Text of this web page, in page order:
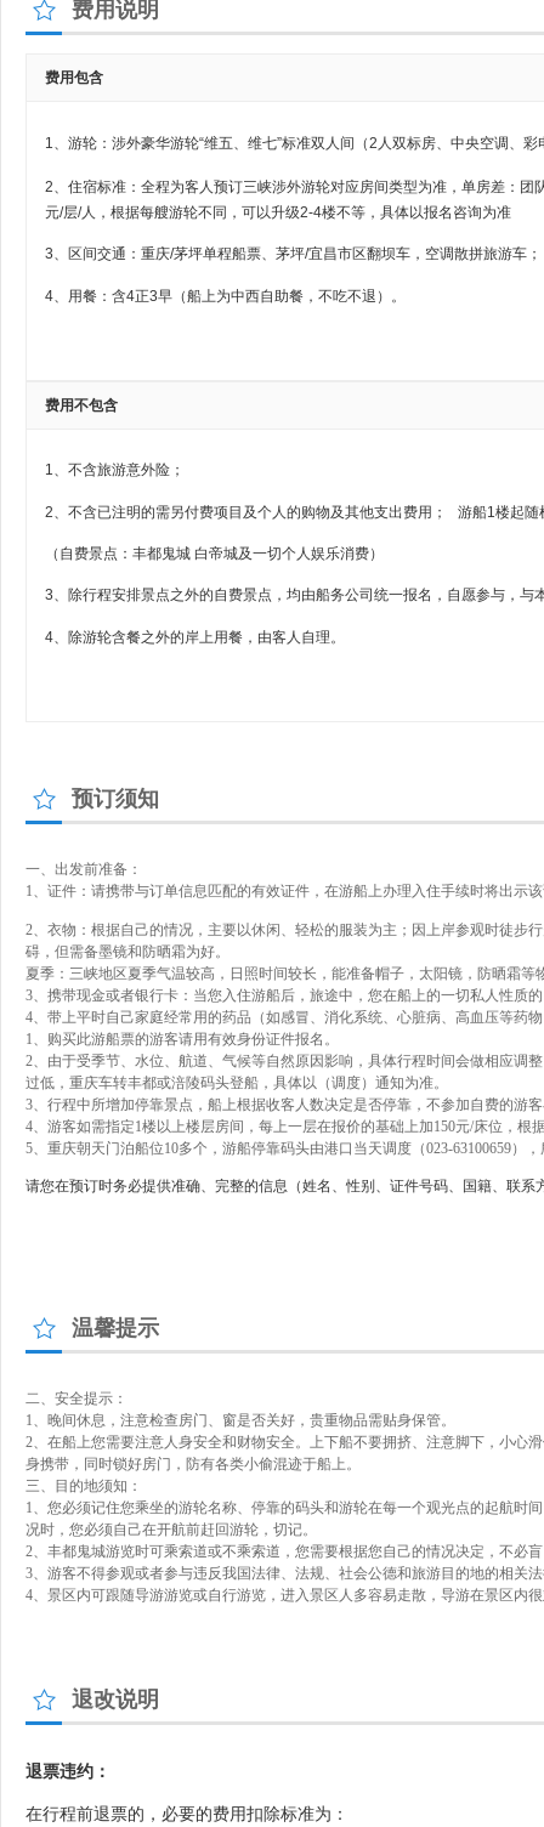
费用说明
费用包含
1、游轮：涉外豪华游轮“维五、维七”标准双人间（2人双标房、中央空调、彩
2、住宿标准：全程为客人预订三峡涉外游轮对应房间类型为准，单房差：
元/层/人，根据每艘游轮不同，可以升级2-4楼不等，具体以报名咨询为准
3、区间交通：重庆/茅坪单程船票、茅坪/宜昌市区翻坝车，空调散拼旅游车；
4、用餐：含4正3早（船上为中西自助餐，不吃不退）。
费用不包含
1、不含旅游意外险；
2、不含已注明的需另付费项目及个人的购物及其他支出费用； 游船1楼起随
（自费景点：丰都鬼城 白帝城及一切个人娱乐消费）
3、除行程安排景点之外的自费景点，均由船务公司统一报名，自愿参与，与
4、除游轮含餐之外的岸上用餐，由客人自理。
预订须知
一、出发前准备：
1、证件：请携带与订单信息匹配的有效证件，在游船上办理入住手续时将出示
2、衣物：根据自己的情况，主要以休闲、轻松的服装为主；因上岸参观时徒步
碍，但需备墨镜和防晒霜为好。
夏季：三峡地区夏季气温较高，日照时间较长，能准备帽子，太阳镜，防晒霜等
3、携带现金或者银行卡：当您入住游船后，旅途中，您在船上的一切私人性质
4、带上平时自己家庭经常用的药品（如感冒、消化系统、心脏病、高血压等药
1、购买此游船票的游客请用有效身份证件报名。
2、由于受季节、水位、航道、气候等自然原因影响，具体行程时间会做相应调
过低，重庆车转丰都或涪陵码头登船，具体以（调度）通知为准。
3、行程中所增加停靠景点，船上根据收客人数决定是否停靠，不参加自费的游
4、游客如需指定1楼以上楼层房间，每上一层在报价的基础上加150元/床位，
5、重庆朝天门泊船位10多个，游船停靠码头由港口当天调度（023-63100659
请您在预订时务必提供准确、完整的信息（姓名、性别、证件号码、国籍、联
温馨提示
二、安全提示：
1、晚间休息，注意检查房门、窗是否关好，贵重物品需贴身保管。
2、在船上您需要注意人身安全和财物安全。上下船不要拥挤、注意脚下，小心
身携带，同时锁好房门，防有各类小偷混迹于船上。
三、目的地须知：
1、您必须记住您乘坐的游轮名称、停靠的码头和游轮在每一个观光点的起航时
况时，您必须自己在开航前赶回游轮，切记。
2、丰都鬼城游览时可乘索道或不乘索道，您需要根据您自己的情况决定，不必
3、游客不得参观或者参与违反我国法律、法规、社会公德和旅游目的地的相关
4、景区内可跟随导游游览或自行游览，进入景区人多容易走散，导游在景区内
退改说明
退票违约：
在行程前退票的，必要的费用扣除标准为：